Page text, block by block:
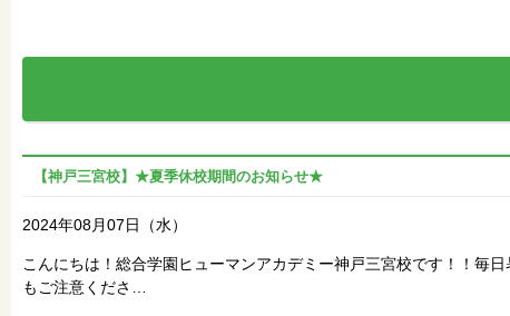
【神戸三宮校】★夏季休校期間のお知らせ★
2024年08月07日（水）
こんにちは！総合学園ヒューマンアカデミー神戸三宮校です！！毎
もご注意くださ…